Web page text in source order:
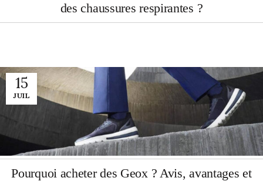
des chaussures respirantes ?
15
JUIL
Pourquoi acheter des Geox ? Avis, avantages et